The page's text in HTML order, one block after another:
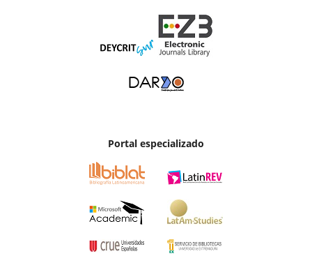
Portal especializado